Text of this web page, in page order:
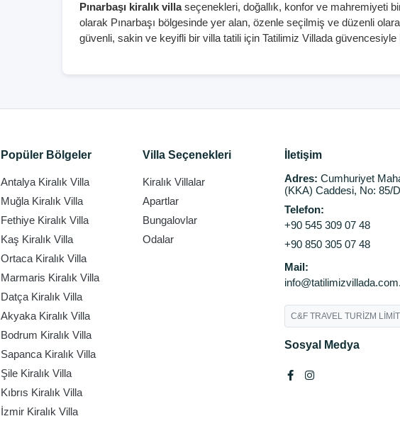
Pınarbaşı kiralık villaseçenekleri, doğallık, konfor ve mahremiyeti
olarak Pınarbaşı bölgesinde yer alan, özenle seçilmiş ve düzenli
güvenli, sakin ve keyifli bir villa tatili için Tatilimiz Villada güvencesiyle
Popüler Bölgeler
Antalya Kiralık Villa
Muğla Kiralık Villa
Fethiye Kiralık Villa
Kaş Kiralık Villa
Ortaca Kiralık Villa
Marmaris Kiralık Villa
Datça Kiralık Villa
Akyaka Kiralık Villa
Bodrum Kiralık Villa
Sapanca Kiralık Villa
Şile Kiralık Villa
Kıbrıs Kiralık Villa
İzmir Kiralık Villa
Villa Seçenekleri
Kiralık Villalar
Apartlar
Bungalovlar
Odalar
İletişim
Adres: Cumhuriyet
(KKA) Caddesi, No: 85/
Telefon:
+90 545 309 07 48
+90 850 305 07 48
Mail:
C&F TRAVEL TURİZM
Sosyal Medya